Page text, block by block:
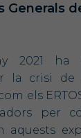
Generals
2021 ha
la crisi de
els
per
aquests